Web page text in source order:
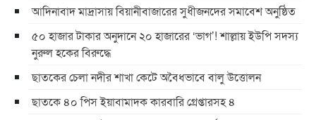
আদিনাবাদ মাদ্রাসায় বিয়ানীবাজারের সুধীজনদের সমাবেশ অনুষ্ঠিত
৫০ হাজার টাকার অনুদানে ২০ হাজারের ‘ভাগ’! শাল্লায় ইউপি সদস্য
নুরুল হকের বিরুদ্ধে
ছাতকের চেলা নদীর শাখা কেটে অবৈধভাবে বালু উত্তোলন
ছাতকে ৪০ পিস ইয়াবামাদক কারবারি গ্রেপ্তারসহ ৪